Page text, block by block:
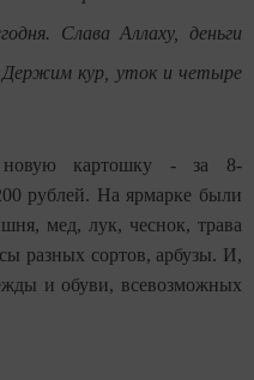
Слава Аллаху, деньги
Держим кур, уток и четыре
новую картошку - за 8-
рублей. На ярмарке были
мед, лук, чеснок, трава
разных сортов, арбузы. И,
и обуви, всевозможных